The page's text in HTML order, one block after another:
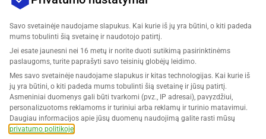
Įmonė
Palaikymas
Sprendimai Amazonui
Savo svetainėje naudojame slapukus. Kai kurie iš jų yra būtini, o kiti padeda
mums tobulinti šią svetainę ir naudotojo patirtį.
Jei esate jaunesni nei 16 metų ir norite duoti sutikimą pasirinktinėms
paslaugoms, turite paprašyti savo teisinių globėjų leidimo.
Mes savo svetainėje naudojame slapukus ir kitas technologijas. Kai kurie iš
jų yra būtini, o kiti padeda mums tobulinti šią svetainę ir jūsų patirtį.
Asmeniniai duomenys gali būti tvarkomi (pvz., IP adresai), pavyzdžiui,
personalizuotoms reklamoms ir turiniui arba reklamų ir turinio matavimui.
Daugiau informacijos apie jūsų duomenų naudojimą galite rasti mūsų
privatumo politikoje